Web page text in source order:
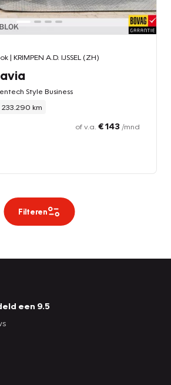
| KRIMPEN A.D. IJSSEL (ZH)
Style Business
233.290 km
of v.a. € 143 /mnd
Filteren
een 9.5